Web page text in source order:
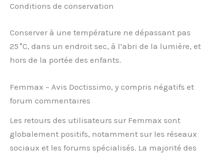
Conditions de conservation
Conserver à une température ne dépassant pas
25 °C, dans un endroit sec, à l’abri de la lumière, et
hors de la portée des enfants.
Femmax – Avis Doctissimo, y compris négatifs et
forum commentaires
Les retours des utilisateurs sur Femmax sont
globalement positifs, notamment sur les réseaux
sociaux et les forums spécialisés. La majorité des